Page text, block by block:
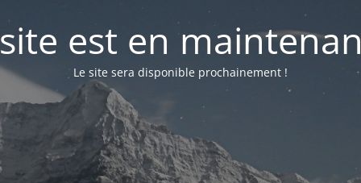
est en
Le site sera disponible prochainement !